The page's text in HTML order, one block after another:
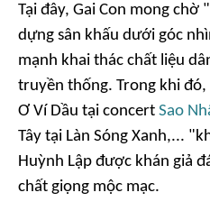
Tại đây, Gai Con mong
dựng sân khấu dưới góc
mạnh khai thác chất liệu
truyền thống. Trong khi
Ơ Ví Dầu tại concert Sao
Tây tại Làn Sóng Xanh,...
Huỳnh Lập được khán giả
chất giọng mộc mạc.